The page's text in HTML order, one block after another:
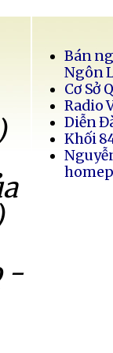
-
Bán
Ngôn
Cơ Sở
Radio
Diễn
Khối